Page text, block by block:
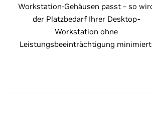
Workstation-Gehäusen passt – so
der Platzbedarf Ihrer Desktop-
Workstation ohne
Leistungsbeeinträchtigung